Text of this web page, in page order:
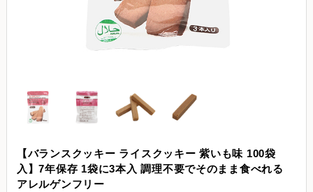
【バランスクッキー ライスクッキー 紫いも味 100袋
入】7年保存 1袋に3本入 調理不要でそのまま食べれる
アレルゲンフリー